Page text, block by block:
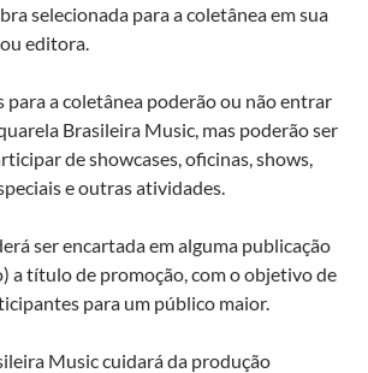
selecionada para a coletânea em sua
editora.
para a coletânea poderão ou não entrar
Brasileira Music, mas poderão ser
de showcases, oficinas, shows,
e outras atividades.
ser encartada em alguma publicação
a título de promoção, com o objetivo de
para um público maior.
Music cuidará da produção